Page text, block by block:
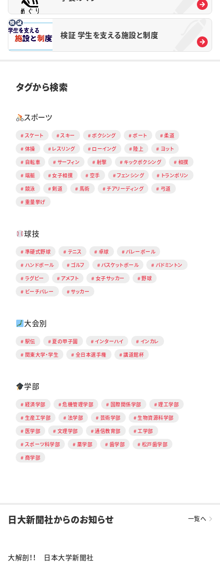
検証 学生を支える施設と制度
タグから検索
スポーツ
スケート スキー ボクシング ボート
柔道
体操
レスリング ローイング 陸上
ヨット
自転車
サーフィン 射撃 キックボクシング
相撲
端艇
女子相撲 空手 フェンシング
トランポリン
競泳
剣道 馬術 チアリーディング
弓道
重量挙げ
球技
準硬式野球 テニス 卓球
バレーボール
ハンドボール
ゴルフ バスケットボール
バドミントン
ラグビー
アメフト 女子サッカー
野球
ビーチバレー
サッカー
大会別
駅伝 夏の甲子園 インターハイ
インカレ
関東大学・学生
全日本選手権 講道館杯
学部
経済学部 危機管理学部 国際関係学部
理工学部
生産工学部
法学部 芸術学部
生物資源科学部
医学部
文理学部 通信教育部
工学部
スポーツ科学部
薬学部 歯学部
松戸歯学部
商学部
日大新聞社からのお知らせ 一覧へ
大解剖！！ 日本大学新聞社